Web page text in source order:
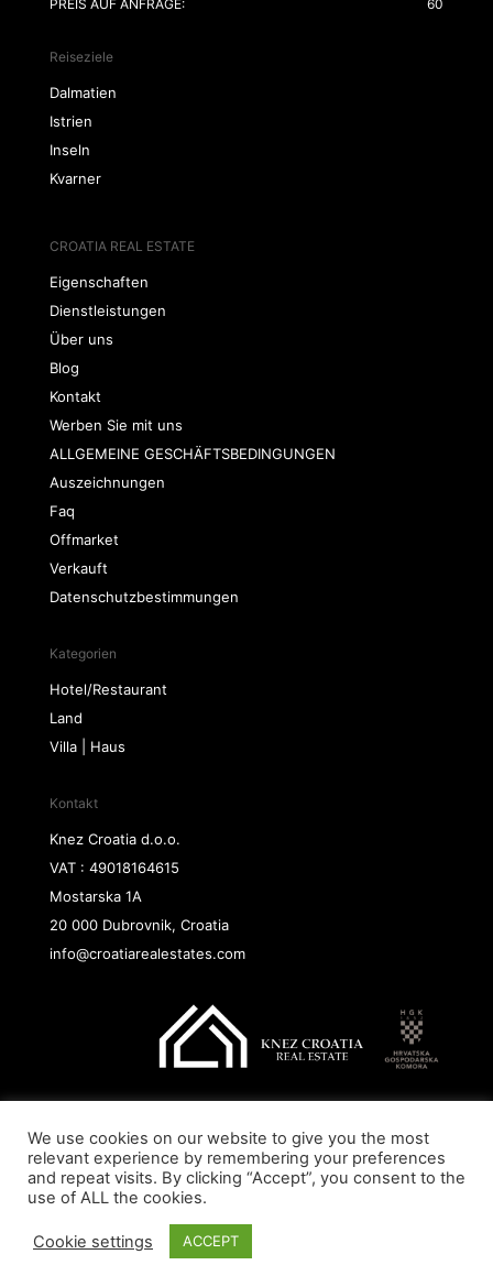
PREIS AUF ANFRAGE:
60
Reiseziele
Dalmatien
Istrien
Inseln
Kvarner
CROATIA REAL ESTATE
Eigenschaften
Dienstleistungen
Über uns
Blog
Kontakt
Werben Sie mit uns
ALLGEMEINE GESCHÄFTSBEDINGUNGEN
Auszeichnungen
Faq
Offmarket
Verkauft
Datenschutzbestimmungen
Kategorien
Hotel/Restaurant
Land
Villa | Haus
Kontakt
Knez Croatia d.o.o.
VAT : 49018164615
Mostarska 1A
20 000 Dubrovnik, Croatia
info@croatiarealestates.com
Copyright@ 2026 Knez Croatia d.o.o.
We use cookies on our website to give you the most
relevant experience by remembering your preferences
and repeat visits. By clicking “Accept”, you consent to the
use of ALL the cookies.
Cookie settings ACCEPT